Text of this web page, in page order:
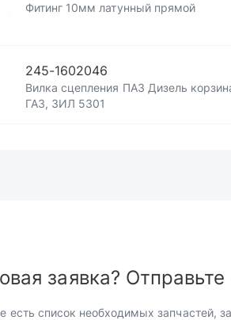
Фитинг 10мм латунный прямой
245-1602046
Вилка сцепления ПАЗ Дизель
ГАЗ, ЗИЛ 5301
заявка?
есть список необходимых запчастей,